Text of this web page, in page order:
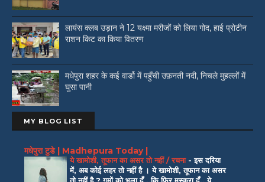
लायंस क्लब उड़ान ने 12 यक्ष्मा मरीजों को लिया गोद, हाई प्रोटीन
राशन किट का किया वितरण
मधेपुरा शहर के कई वार्डो में पहुँची उफ़नती नदी, निचले मुहल्लों में
घुसा पानी
MY BLOG LIST
मधेपुरा टुडे | Madhepura Today |
ये खामोशी, तूफान का असर तो नहीं / रचना -इस दरिया
में, अब कोई लहर तो नहीं है । ये खामोशी, तूफान का असर